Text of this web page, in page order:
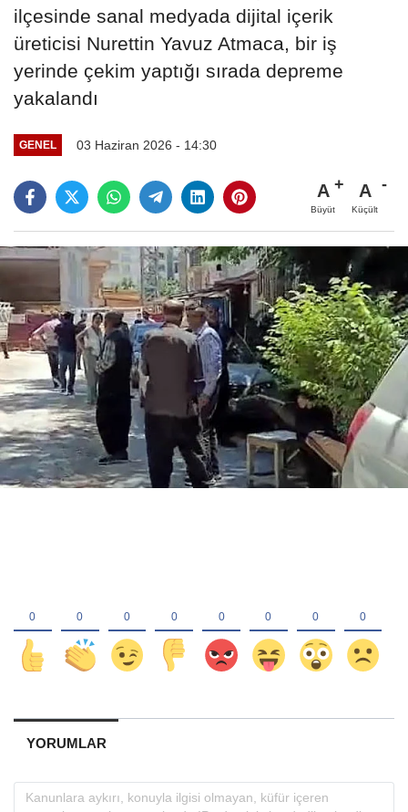
ilçesinde sanal medyada dijital içerik
üreticisi Nurettin Yavuz Atmaca, bir iş
yerinde çekim yaptığı sırada depreme
yakalandı
GENEL 03 Haziran 2026 - 14:30
A
Büyüt
A
Küçült
YORUMLAR